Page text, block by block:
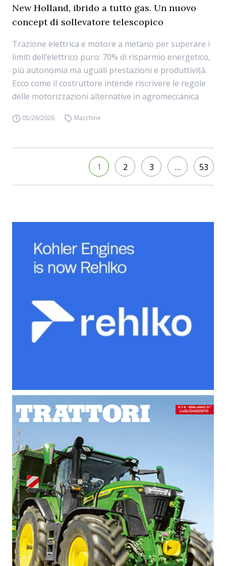
New Holland, ibrido a tutto gas. Un nuovo
concept di sollevatore telescopico
Trazione elettrica e motore a metano per superare i
limiti dell’elettrico puro: 70% di risparmio energetico,
più autonomia ma uguali prestazioni e produttività.
Ecco come il costruttore intende riscrivere le regole
delle motorizzazioni alternative in agromeccanica
05/26/2026 Macchine
1 2 3 … 53